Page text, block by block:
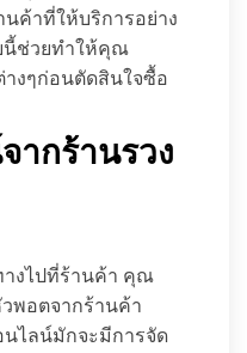
ค้าที่ให้บริการอย่าง
นี้ช่วยทำให้คุณ
างๆก่อนตัดสินใจซื้อ
ากร้านรวง
งไปที่ร้านค้า คุณ
พอตจากร้านค้า
ไลน์มักจะมีการจัด